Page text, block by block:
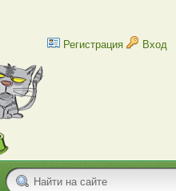
Регистрация Вход